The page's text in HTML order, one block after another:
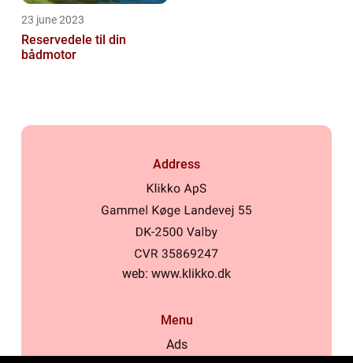
23 june 2023
Reservedele til din
bådmotor
Address
web: www.klikko.dk
Menu
Ads